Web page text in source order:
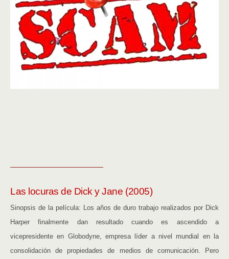
——————————————
Las locuras de Dick y Jane (2005)
Sinopsis de la película: Los años de duro trabajo realizados por Dick
Harper finalmente dan resultado cuando es ascendido a
vicepresidente en Globodyne, empresa líder a nivel mundial en la
consolidación de propiedades de medios de comunicación. Pero